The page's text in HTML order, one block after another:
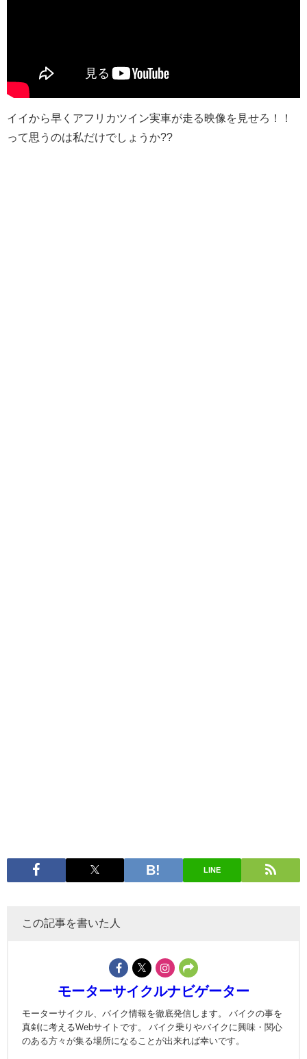
イイから早くアフリカツイン実車が走る映像を見せろ！！
って思うのは私だけでしょうか??
LINE
この記事を書いた人
モーターサイクルナビゲーター
モーターサイクル、バイク情報を徹底発信します。 バイクの事を
真剣に考えるWebサイトです。 バイク乗りやバイクに興味・関心
のある方々が集る場所になることが出来れば幸いです。